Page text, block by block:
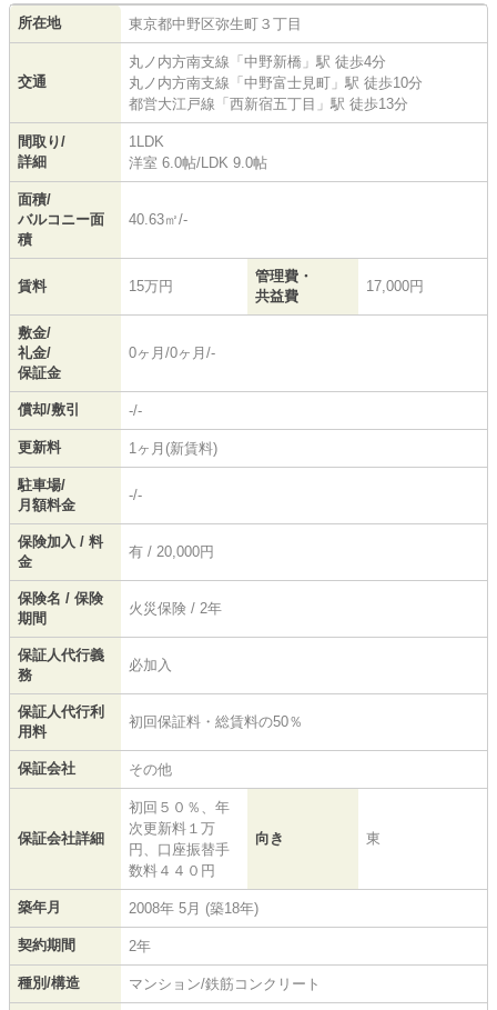
所在地 東京都中野区弥生町 ３丁目
交通
丸ノ内方南支線 「 中野新橋 」駅 徒歩4分
丸ノ内方南支線 「 中野富士見町 」駅 徒歩10分
都営大江戸線 「 西新宿五丁目 」駅 徒歩13分
間取り/
詳細
1LDK
洋室 6.0帖/ LDK 9.0帖
面積/
バルコニー面
積
40.63㎡/-
賃料 15万円
管理費・
共益費
17,000円
敷金/
礼金/
保証金
0ヶ月/0ヶ月/-
償却/敷引 -/-
更新料 1ヶ月(新賃料)
駐車場/
月額料金
-/-
保険加入 / 料
金
有 / 20,000円
保険名 / 保険
期間
火災保険 / 2年
保証人代行義
務
必加入
保証人代行利
用料
初回保証料・総賃料の50％
保証会社 その他
保証会社詳細
初回５０％、年
次更新料１万
円、口座振替手
数料４４０円
向き 東
築年月 2008年 5月 (築18年)
契約期間 2年
種別/構造 マンション/鉄筋コンクリート